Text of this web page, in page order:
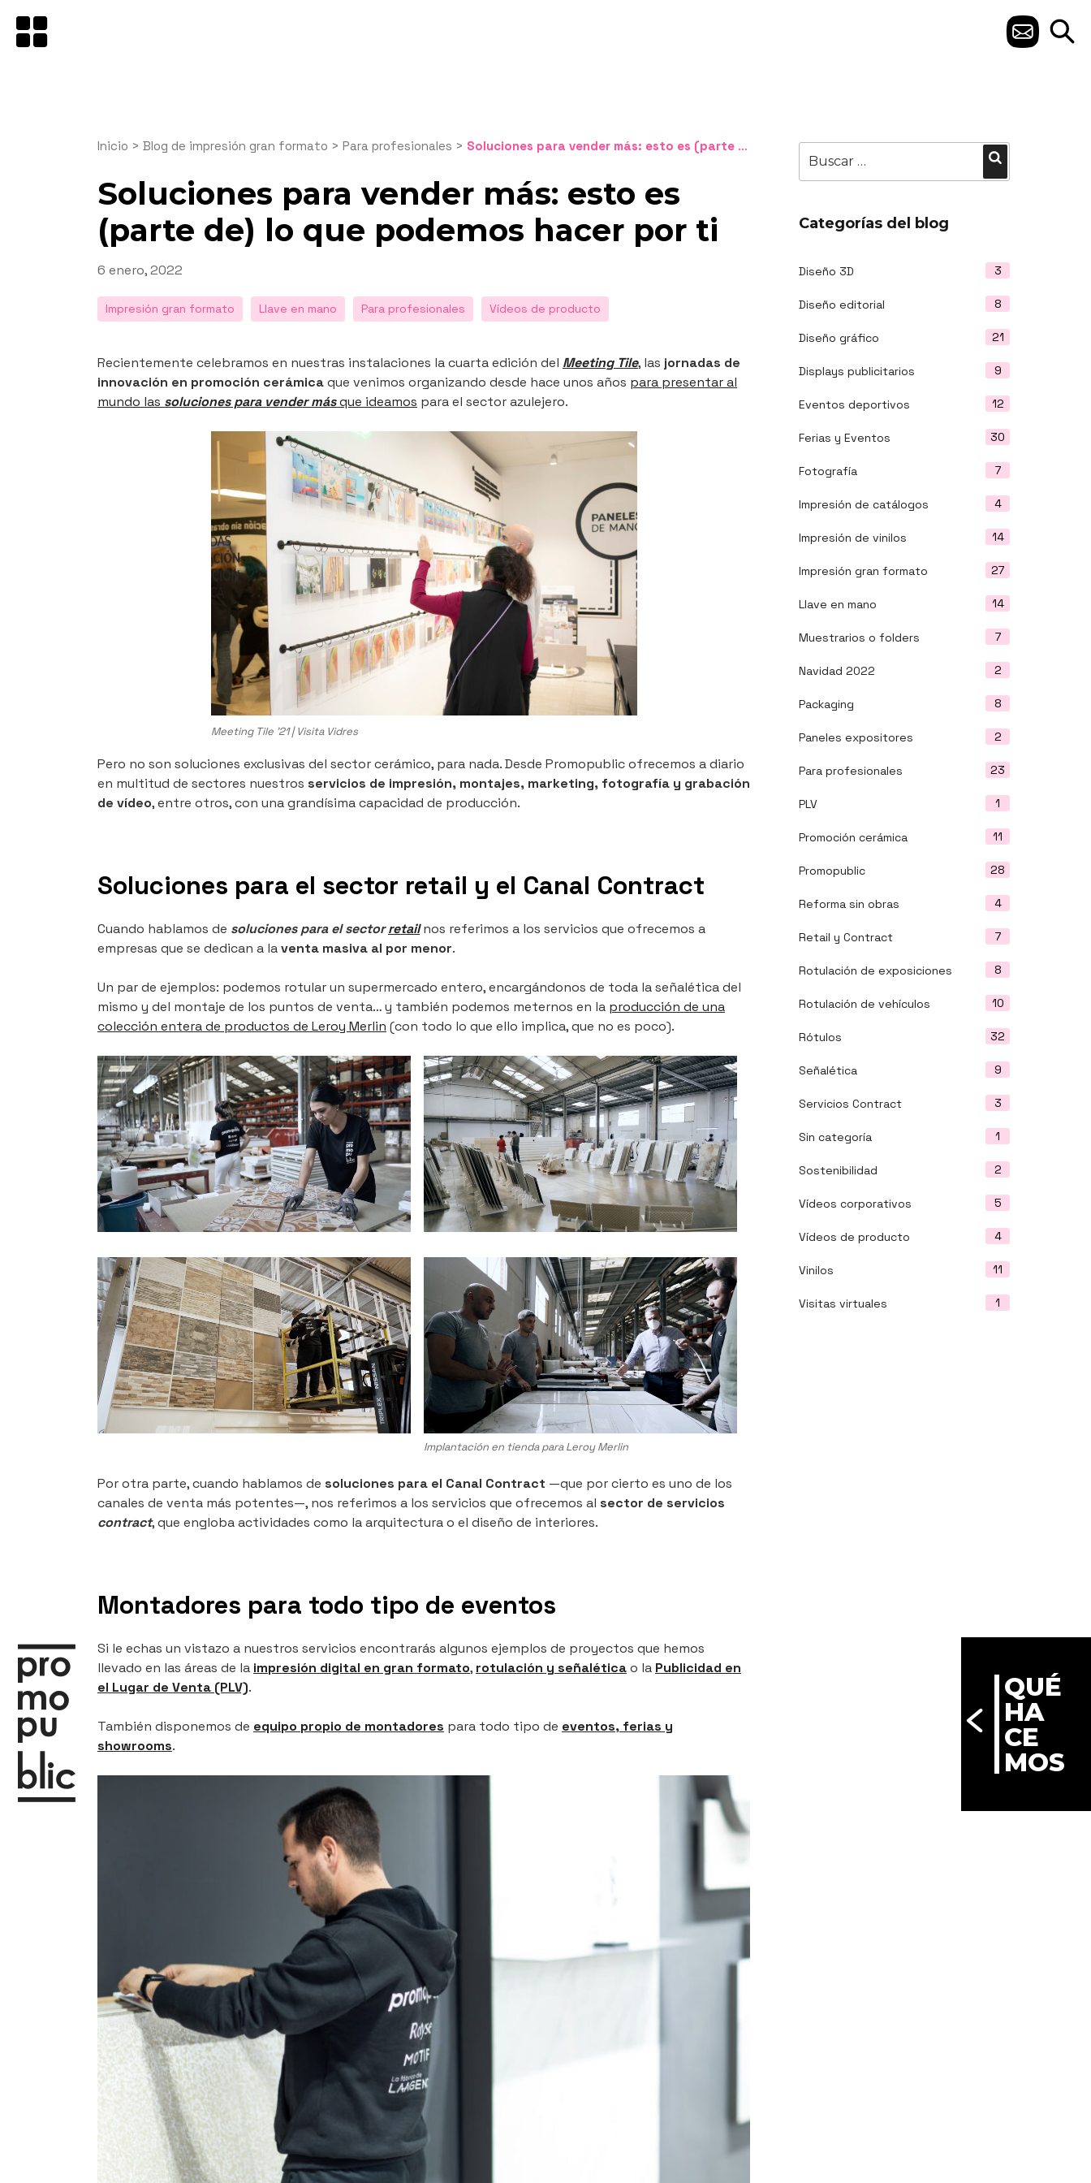
QUÉ
HA
CE
MOS
contenido
C
por:
Buscar
Categorías del blog
Diseño 3D 3
Diseño editorial 8
Diseño gráfico 21
Displays publicitarios 9
Eventos deportivos 12
Ferias y Eventos 30
Fotografía 7
Impresión de catálogos 4
Impresión de vinilos 14
Impresión gran formato 27
Llave en mano 14
Muestrarios o folders 7
Navidad 2022 2
Packaging 8
Paneles expositores 2
Para profesionales 23
PLV 1
Promoción cerámica 11
Promopublic 28
Reforma sin obras 4
Retail y Contract 7
Rotulación de exposiciones 8
Rotulación de vehículos 10
Rótulos 32
Señalética 9
Servicios Contract 3
Sin categoría 1
Sostenibilidad 2
Vídeos corporativos 5
Vídeos de producto 4
Vinilos 11
Visitas virtuales 1
Inicio > Blog de impresión gran formato > Para profesionales > Soluciones para vender más: esto es (parte de) lo que podemos hacer por ti
Soluciones para vender más: esto es
(parte de) lo que podemos hacer por ti
Publicado
6 enero, 2022
Impresión gran formato Llave en mano Para profesionales Vídeos de producto
Recientemente celebramos en nuestras instalaciones la cuarta edición del Meeting Tile, las jornadas de
innovación en promoción cerámicaque venimos organizando desde hace unos años para presentar al
mundo las soluciones para vender másque ideamos para el sector azulejero.
Meeting Tile ’21 | Visita Vidres
Pero no son soluciones exclusivas del sector cerámico, para nada. Desde Promopublic ofrecemos a diario
en multitud de sectores nuestros servicios de impresión, montajes, marketing, fotografía y grabación
de vídeo, entre otros, con una grandísima capacidad de producción.
Soluciones para el sector retail y el Canal Contract
Cuando hablamos de soluciones para el sectorretailnos referimos a los servicios que ofrecemos a
empresas que se dedican a laventa masiva al por menor.
Un par de ejemplos: podemos rotular un supermercado entero, encargándonos de toda la señalética del
mismo y del montaje de los puntos de venta… y también podemos meternos en la producción de una
colección entera de productos de Leroy Merlin (con todo lo que ello implica, que no es poco).
Implantación en tienda para Leroy Merlin
Por otra parte, cuando hablamos de soluciones para el Canal Contract —que por cierto es uno de los
canales de venta más potentes—, nos referimos a los servicios que ofrecemos al sector de servicios
contract, que engloba actividades como la arquitectura o el diseño de interiores.
Montadores para todo tipo de eventos
Si le echas un vistazo a nuestros servicios encontrarás algunos ejemplos de proyectos que hemos
llevado en las áreas de la impresión digital en gran formato, rotulación y señaléticao la Publicidad en
el Lugar de Venta (PLV).
También disponemos de equipo propio de montadores para todo tipo de eventos, ferias y
showrooms.